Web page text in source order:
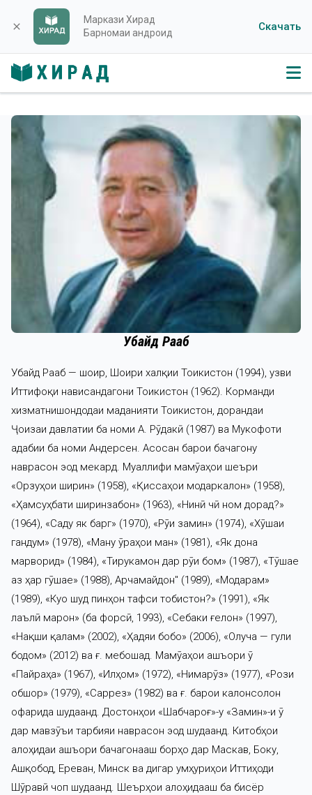
close
Маркази Хирад
Барномаи андроид
Скачать
Убайд Раҷаб
Убайд Раҷаб — шоир, Шоири халқии Тоҷикистон (1994), узви
Иттифоқи нависандагони Тоҷикистон (1962). Корманди
хизматнишондодаи маданияти Тоҷикистон, дорандаи
Ҷоизаи давлатии ба номи А. Рӯдакӣ (1987) ва Мукофоти
адабии ба номи Андерсен. Асосан барои бачагону
наврасон эҷод мекард. Муаллифи маҷмӯаҳои шеъри
«Орзуҳои ширин» (1958), «Қиссаҳои модаркалон» (1958),
«Ҳамсуҳбати ширинзабон» (1963), «Нинӣ чӣ ном дорад?»
(1964), «Саду як барг» (1970), «Рӯи замин» (1974), «Хӯшаи
гандум» (1978), «Ману ҷӯраҳои ман» (1981), «Як дона
марворид» (1984), «Тирукамон дар рӯи бом» (1987), «Тӯшае
аз ҳар гӯшае» (1988), Арчамайдон" (1989), «Модарам»
(1989), «Куҷо шуд пинҳон тафси тобистон?» (1991), «Як
лаълӣ марҷон» (ба форсӣ, 1993), «Себаки ғелон» (1997),
«Нақши қалам» (2002), «Ҳадяи бобо» (2006), «Олуча — гули
бодом» (2012) ва ғ. мебошад. Маҷмӯаҳои ашъори ӯ
«Пайраҳа» (1967), «Илҳом» (1972), «Нимарӯз» (1977), «Рози
обшор» (1979), «Саррез» (1982) ва ғ. барои калонсолон
офарида шудаанд. Достонҳои «Шабчароғ»-у «Замин»-и ӯ
дар мавзӯъи тарбияи наврасон эҷод шудаанд. Китобҳои
алоҳидаи ашъори бачагонааш борҳо дар Маскав, Боку,
Ашқобод, Ереван, Минск ва дигар ҷумҳуриҳои Иттиҳоди
Шӯравӣ чоп шудаанд. Шеърҳои алоҳидааш ба бисёр